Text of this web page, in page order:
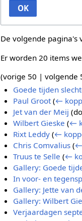
OK
De volgende pagina's
Er worden 20 items
(vorige 50 |volgende
Goede tijden
Paul Groot (←
Jet van der Meij
Wilbert Gieske (←
Rixt Leddy (←
Chris Comvalius (←
Truus te Selle (←
Gallery: Goede
In voor- en
Gallery: Jette van
Gallery: Wilbert
Verjaardagen